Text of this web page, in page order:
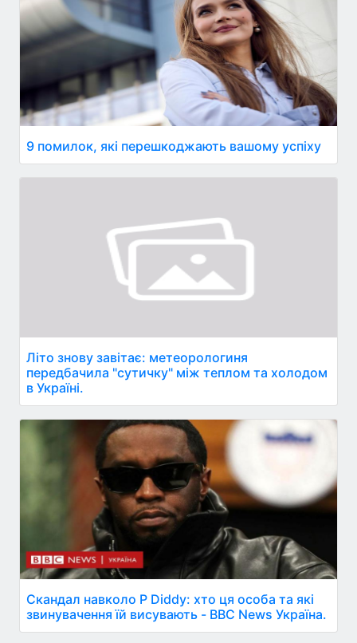
9 помилок, які перешкоджають вашому успіху
Літо знову завітає: метеорологиня
передбачила "сутичку" між теплом та холодом
в Україні.
Скандал навколо P Diddy: хто ця особа та які
звинувачення їй висувають - BBC News Україна.